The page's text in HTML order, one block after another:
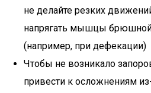
не делайте резких
напрягать мышцы
(например, при дефекации)
Чтобы не возникало
привести к осложнениям